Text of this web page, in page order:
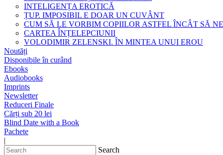
INTELIGENȚA EROTICĂ
ȚUP. IMPOSIBIL E DOAR UN CUVÂNT
CUM SĂ LE VORBIM COPIILOR ASTFEL ÎNCÂT SĂ
CARTEA ÎNȚELEPCIUNII
VOLODIMIR ZELENSKI. ÎN MINTEA UNUI EROU
Noutăți
Disponibile în curând
Ebooks
Audiobooks
Imprints
Newsletter
Reduceri Finale
Cărți sub 20 lei
Blind Date with a Book
Pachete
|
Search